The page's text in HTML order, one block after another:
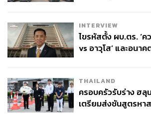
Content Creator ประจ
THE STANDARD
ธุรกิจ การตลาด เทคโ
โลกออฟไลน์และออนไ
INTERVIEW
ไขรหัสตั้ง ผบ.ตร. ‘ค
vs อาวุโส’ และอนา
THAILAND
ครอบครัวรับร่าง ฮลุ
เตรียมส่งชันสูตรหา